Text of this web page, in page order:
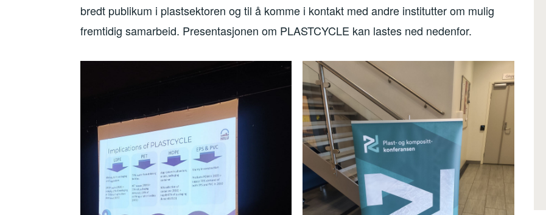
bredt publikum i plastsektoren og til å komme i kontakt med andre institutter om mulig
fremtidig samarbeid. Presentasjonen om PLASTCYCLE kan lastes ned nedenfor.